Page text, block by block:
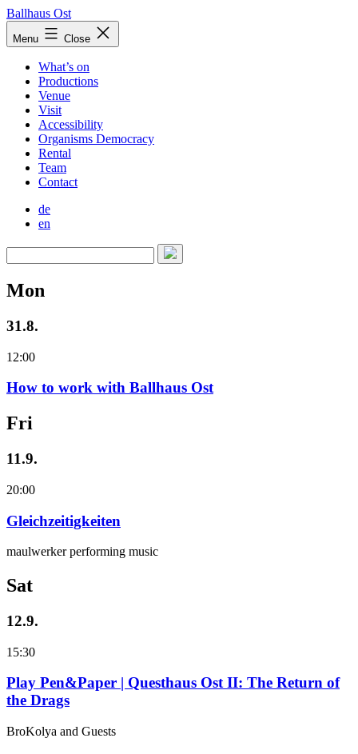
Skip
to
content
Ballhaus Ost
Ballhaus
Ost
Menu Close
What’s on
Productions
Venue
Visit
Accessibility
Organisms Democracy
Rental
Team
Contact
de
en
Mon
31.8.
12:00
How to work with Ballhaus Ost
Fri
11.9.
20:00
Gleichzeitigkeiten
maulwerker performing music
Sat
12.9.
15:30
Play Pen&Paper | Questhaus Ost II: The Return of
the Drags
BroKolya and Guests